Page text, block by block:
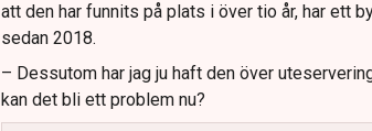
att den har funnits på plats i över tio år, har ett
sedan 2018.
– Dessutom har jag ju haft den över
kan det bli ett problem nu?